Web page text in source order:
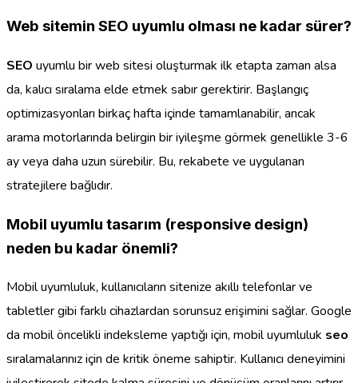
Web sitemin SEO uyumlu olması ne kadar sürer?
SEO uyumlu bir web sitesi oluşturmak ilk etapta zaman alsa
da, kalıcı sıralama elde etmek sabır gerektirir. Başlangıç
optimizasyonları birkaç hafta içinde tamamlanabilir, ancak
arama motorlarında belirgin bir iyileşme görmek genellikle 3-6
ay veya daha uzun sürebilir. Bu, rekabete ve uygulanan
stratejilere bağlıdır.
Mobil uyumlu tasarım (responsive design)
neden bu kadar önemli?
Mobil uyumluluk, kullanıcıların sitenize akıllı telefonlar ve
tabletler gibi farklı cihazlardan sorunsuz erişimini sağlar. Google
da mobil öncelikli indeksleme yaptığı için, mobil uyumluluk seo
sıralamalarınız için de kritik öneme sahiptir. Kullanıcı deneyimini